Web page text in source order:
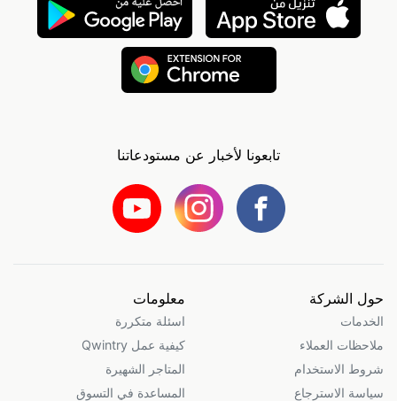
تابعونا لأخبار عن مستودعاتنا
حول الشركة
الخدمات
ملاحظات العملاء
شروط الاستخدام
سياسة الاسترجاع
معلومات
اسئلة متكررة
كيفية عمل Qwintry
المتاجر الشهيرة
المساعدة في التسوق